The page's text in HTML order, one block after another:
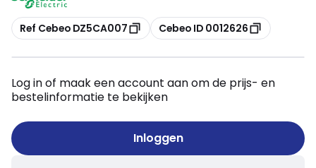
Kopiëren
Ref Cebeo DZ5CA007 Kopiëren
Cebeo ID 0012626
Log in of maak een account aan om de prijs- en
bestelinformatie te bekijken
Inloggen